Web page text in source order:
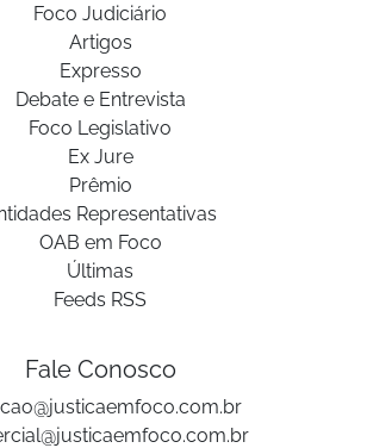
Foco Judiciário
Artigos
Expresso
Debate e Entrevista
Foco Legislativo
Ex Jure
Prêmio
Representativas
OAB em Foco
Últimas
Feeds RSS
Fale Conosco